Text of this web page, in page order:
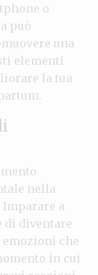
o
può
una
elementi
la tua
nella
a
di diventare
che
in cui